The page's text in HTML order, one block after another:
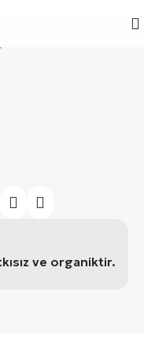
ve organiktir.